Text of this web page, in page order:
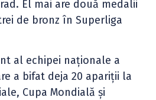
El mai are două medalii
de bronz în Superliga
al echipei naționale a
a bifat deja 20 apariții la
Cupa Mondială și